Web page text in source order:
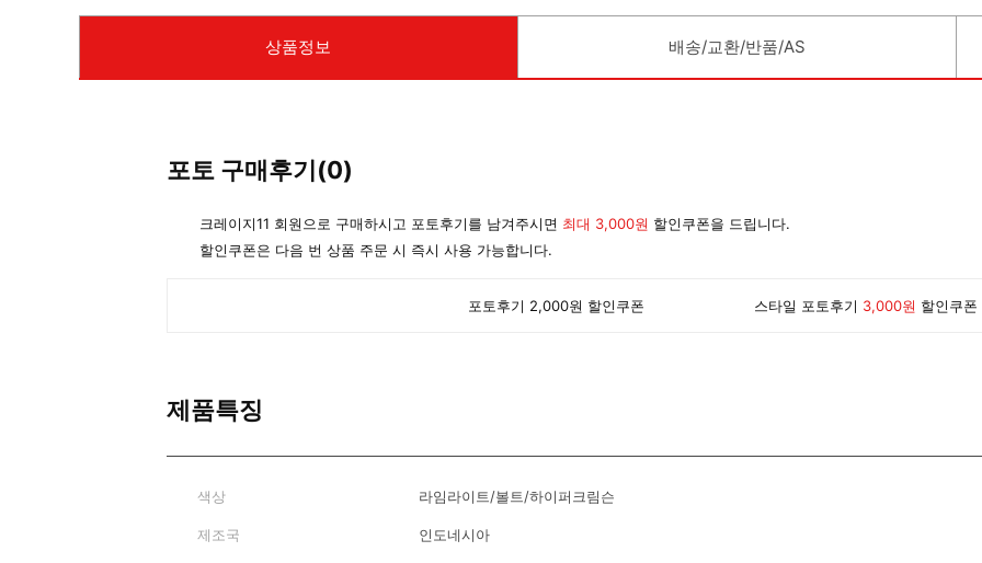
상품정보 배송/교환/반품/AS
포토 구매후기(0)
크레이지11 회원으로 구매하시고 포토후기를 남겨주시면 최대 3,000원 할인쿠폰을 드립니다.
할인쿠폰은 다음 번 상품 주문 시 즉시 사용 가능합니다.
포토후기 2,000원 할인쿠폰 스타일 포토후기 3,000원 할인쿠폰
제품특징
색상 라임라이트/볼트/하이퍼크림슨
제조국 인도네시아